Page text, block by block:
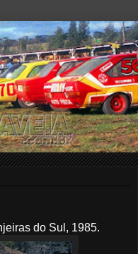
do Sul, 1985.